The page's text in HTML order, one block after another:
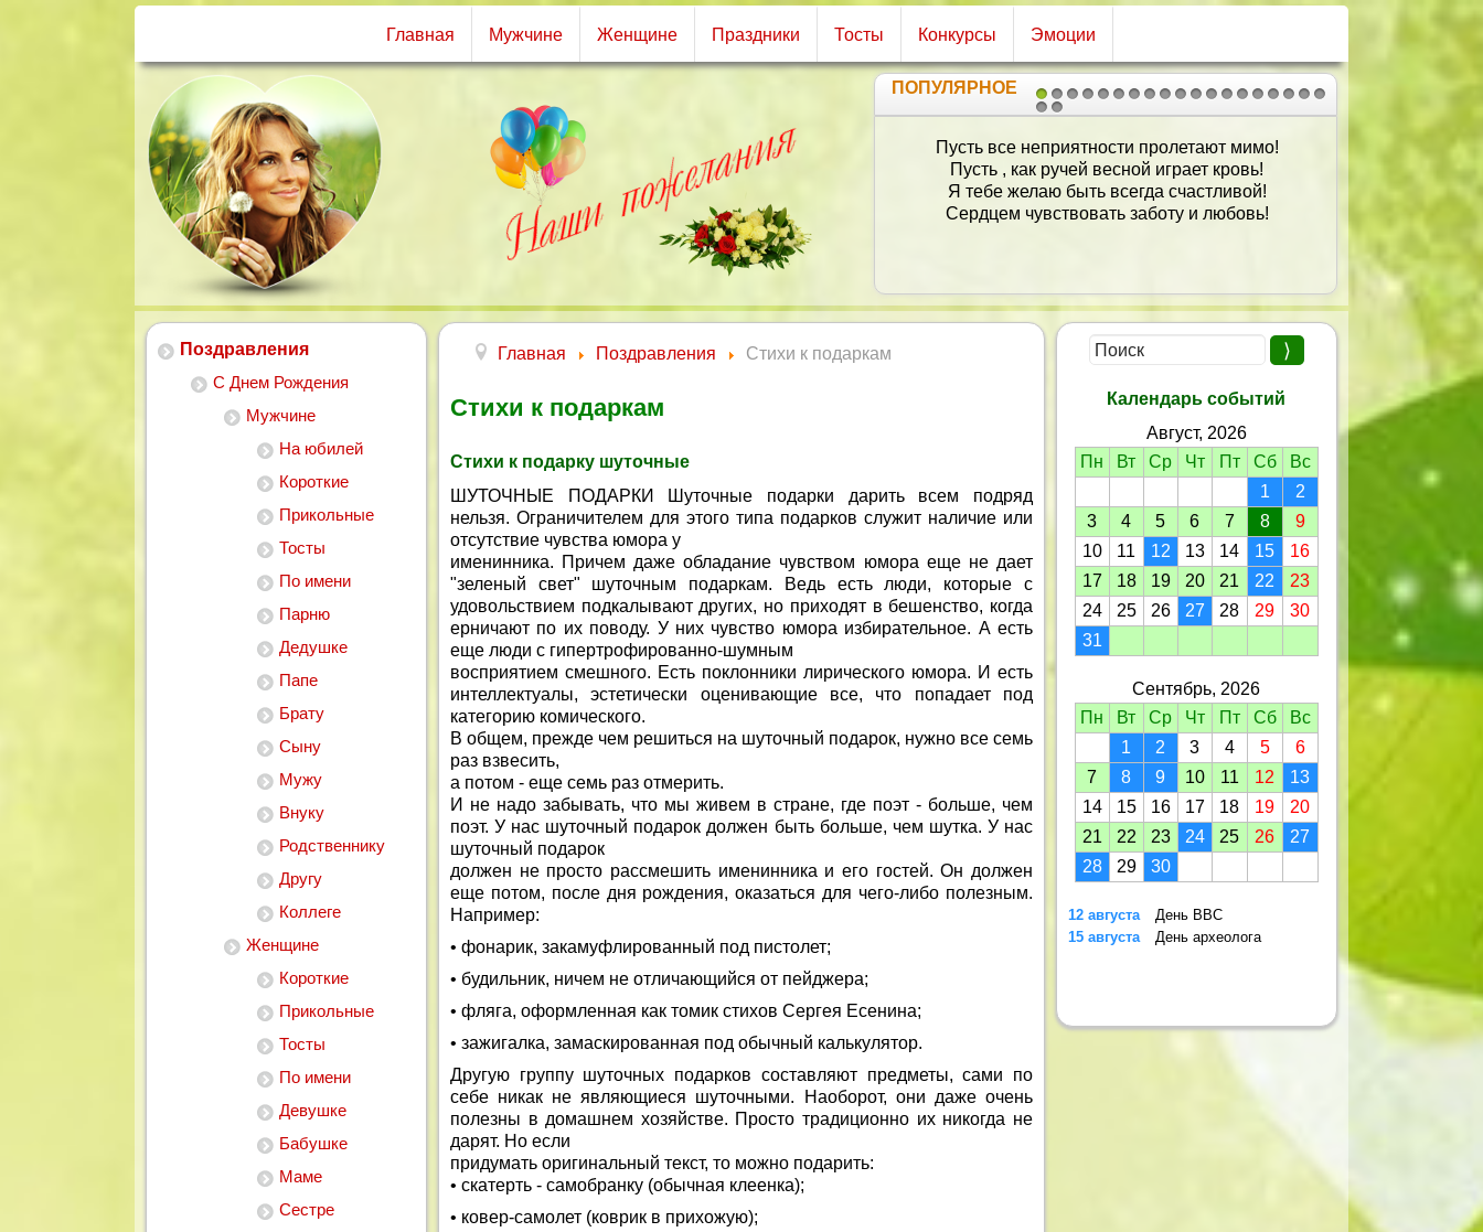
Главная Мужчине Женщине Праздники Тосты Конкурсы Эмоции
1 2
2021
ПОПУЛЯРНОЕ
Желаем радости, успеха,
Здоровья крепкого вагон,
Охапку любви, три тонны смеха,
Моментов счастья — миллион,
Эмоций светлых и чудесных.
И волшебства — не только в снах!
Поздравления
С Днем Рождения
Мужчине
На юбилей
Короткие
Прикольные
Тосты
По имени
Парню
Дедушке
Папе
Брату
Сыну
Мужу
Внуку
Родственнику
Другу
Коллеге
Женщине
Короткие
Прикольные
Тосты
По имени
Девушке
Бабушке
Маме
Сестре
Главная Поздравления Стихи к подаркам
Стихи к подаркам
Стихи к подарку шуточные
ШУТОЧНЫЕ ПОДАРКИ Шуточные подарки дарить всем подряд
нельзя. Ограничителем для этого типа подарков служит наличие или
отсутствие чувства юмора у
именинника. Причем даже обладание чувством юмора еще не дает
"зеленый свет" шуточным подаркам. Ведь есть люди, которые с
удовольствием подкалывают других, но приходят в бешенство, когда
ерничают по их поводу. У них чувство юмора избирательное. А есть
еще люди с гипертрофированно-шумным
восприятием смешного. Есть поклонники лирического юмора. И есть
интеллектуалы, эстетически оценивающие все, что попадает под
категорию комического.
В общем, прежде чем решиться на шуточный подарок, нужно все семь
раз взвесить,
а потом - еще семь раз отмерить.
И не надо забывать, что мы живем в стране, где поэт - больше, чем
поэт. У нас шуточный подарок должен быть больше, чем шутка. У нас
шуточный подарок
должен не просто рассмешить именинника и его гостей. Он должен
еще потом, после дня рождения, оказаться для чего-либо полезным.
Например:
• фонарик, закамуфлированный под пистолет;
• будильник, ничем не отличающийся от пейджера;
• фляга, оформленная как томик стихов Сергея Есенина;
• зажигалка, замаскированная под обычный калькулятор.
Другую группу шуточных подарков составляют предметы, сами по
себе никак не являющиеся шуточными. Наоборот, они даже очень
полезны в домашнем хозяйстве. Просто традиционно их никогда не
дарят. Но если
придумать оригинальный текст, то можно подарить:
• скатерть - самобранку (обычная клеенка);
• ковер-самолет (коврик в прихожую);
Календарь событий
Август, 2026
Пн
Вт Ср Чт Пт Сб
Вс
1
2
3
4 5 6 7 8
9
10
11 12 13 14 15
16
17
18 19 20 21 22
23
24
25 26 27 28 29
30
31
Сентябрь, 2026
Пн
Вт Ср Чт Пт Сб
Вс
1
2 3 4 5
6
7
8 9 10 11 12
13
14
15 16 17 18 19
20
21
22 23 24 25 26
27
28
29 30
12 августа
День ВВС
15 августа
День археолога